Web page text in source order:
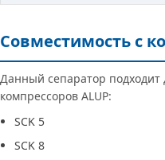
Совместимость с
Данный сепаратор
компрессоров ALUP:
SCK 5
SCK 8